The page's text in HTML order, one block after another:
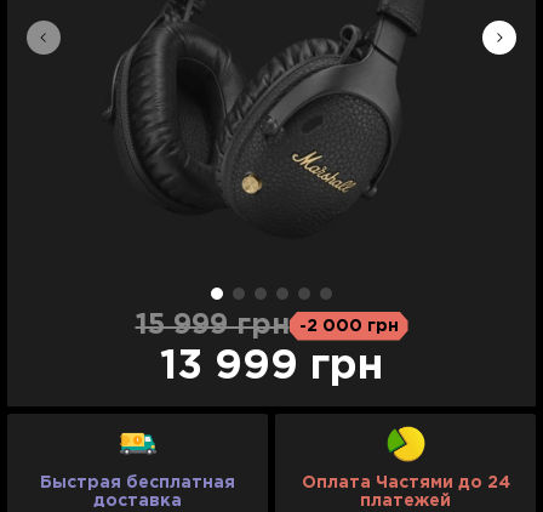
15 999 грн -2 000 грн
13 999 грн
Быстрая бесплатная
доставка
Оплата Частями до 24
платежей